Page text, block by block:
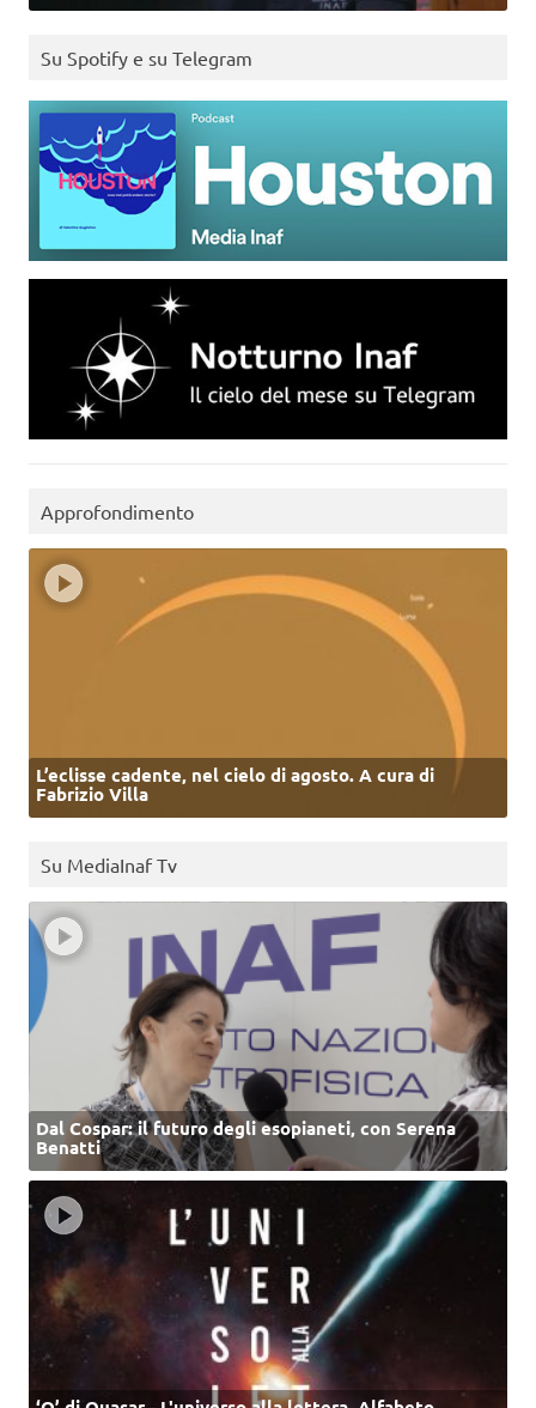
Su Spotify e su Telegram
Approfondimento
L’eclisse cadente, nel cielo di agosto. A cura di
Fabrizio Villa
Su MediaInaf Tv
Dal Cospar: il futuro degli esopianeti, con Serena
Benatti